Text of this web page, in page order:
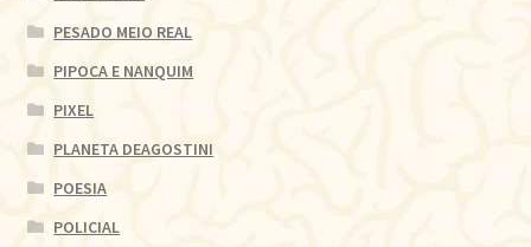
PESADO MEIO REAL
PIPOCA E NANQUIM
PIXEL
PLANETA DEAGOSTINI
POESIA
POLICIAL